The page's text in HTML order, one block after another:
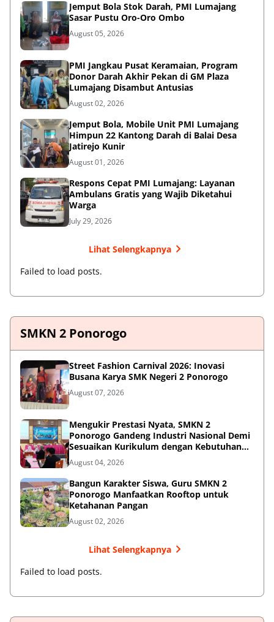
Jemput Bola Stok Darah, PMI Lumajang
Sasar Pustu Oro-Oro Ombo
August 05, 2026
PMI Jangkau Pusat Keramaian, Program
Donor Darah Akhir Pekan di GM Plaza
Lumajang Disambut Antusias
August 02, 2026
Jemput Bola, Mobile Unit PMI Lumajang
Himpun 22 Kantong Darah di Balai Desa
Jatirejo Kunir
August 01, 2026
Respons Cepat PMI Lumajang: Layanan
Ambulans Gratis yang Wajib Diketahui
Warga
July 29, 2026
Lihat Selengkapnya
Failed to load posts.
SMKN 2 Ponorogo
Street Fashion Carnival 2026: Inovasi
Busana Karya SMK Negeri 2 Ponorogo
August 07, 2026
Mengukir Prestasi Nyata, SMKN 2
Ponorogo Gandeng Industri Nasional Demi
Sesuaikan Kurikulum dengan Kebutuhan
Dunia Kerja
August 04, 2026
Bangun Karakter Siswa, Guru SMKN 2
Ponorogo Manfaatkan Rooftop untuk
Ketahanan Pangan
August 02, 2026
Lihat Selengkapnya
Failed to load posts.